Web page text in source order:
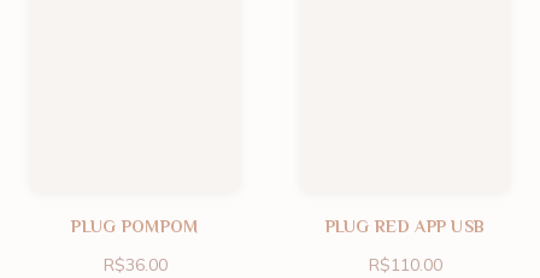
PLUG POMPOM
R$36.00
PLUG RED APP USB
R$110.00